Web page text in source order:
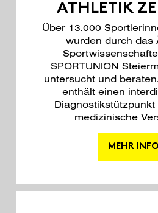
ATHLETIK
Über 13.000
wurden durch das
SPORTUNION
untersucht und
enthält einen
medizinische
MEHR